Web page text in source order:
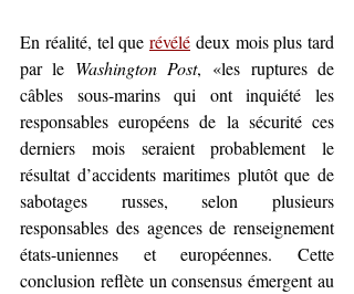
En réalité, tel que révélé deux mois plus tard
par le Washington Post, «les ruptures de
câbles sous-marins qui ont inquiété les
responsables européens de la sécurité ces
derniers mois seraient probablement le
résultat d’accidents maritimes plutôt que de
sabotages russes, selon plusieurs
responsables des agences de renseignement
états-uniennes et européennes. Cette
conclusion reflète un consensus émergent au